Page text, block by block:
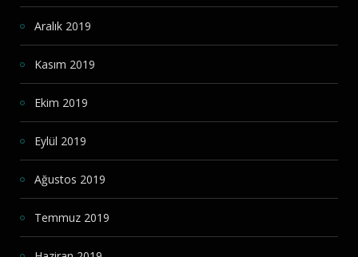
Aralık 2019
Kasım 2019
Ekim 2019
Eylül 2019
Ağustos 2019
Temmuz 2019